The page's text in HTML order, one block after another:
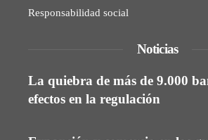
Responsabilidad social
Noticias
La quiebra de más de 9.000
efectos en la regulación